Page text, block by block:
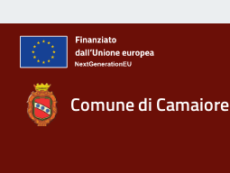
Comune di Camaiore